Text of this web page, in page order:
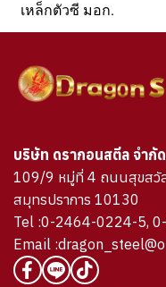
เหล็กตัวซี มอก.
บริษัท ดรากอนสตีล จำกัด
109/9 หมู่ที่ 4 ถนนสุขสวัส
สมุทรปราการ 10130
Tel :0-2464-0224-5,
Email